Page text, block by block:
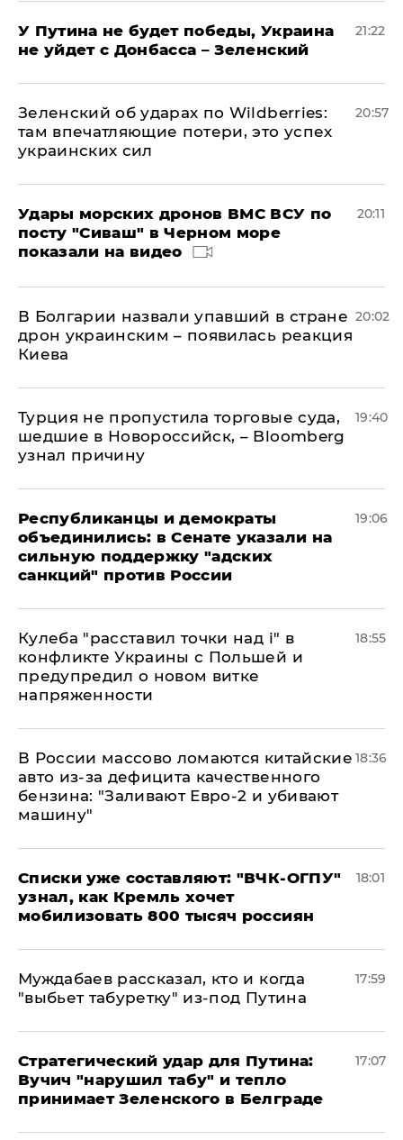
У Путина не будет победы, Украина
не уйдет с Донбасса – Зеленский
21:22
Зеленский об ударах по Wildberries:
там впечатляющие потери, это успех
украинских сил
20:57
Удары морских дронов ВМС ВСУ по
посту "Сиваш" в Черном море
показали на видео
20:11
В Болгарии назвали упавший в стране
дрон украинским – появилась реакция
Киева
20:02
Турция не пропустила торговые суда,
шедшие в Новороссийск, – Bloomberg
узнал причину
19:40
Республиканцы и демократы
объединились: в Сенате указали на
сильную поддержку "адских
санкций" против России
19:06
Кулеба "расставил точки над і" в
конфликте Украины с Польшей и
предупредил о новом витке
напряженности
18:55
В России массово ломаются китайские
авто из-за дефицита качественного
бензина: "Заливают Евро-2 и убивают
машину"
18:36
Списки уже составляют: "ВЧК-ОГПУ"
узнал, как Кремль хочет
мобилизовать 800 тысяч россиян
18:01
Муждабаев рассказал, кто и когда
"выбьет табуретку" из-под Путина
17:59
Стратегический удар для Путина:
Вучич "нарушил табу" и тепло
принимает Зеленского в Белграде
17:07